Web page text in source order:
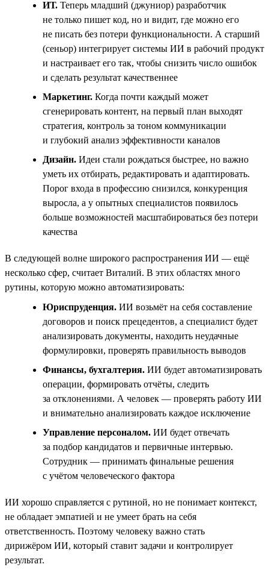
ИТ. Теперь младший (джуниор) разработчик
не только пишет код, но и видит, где можно его
не писать без потери функциональности. А старший
(сеньор) интегрирует системы ИИ в рабочий продукт
и настраивает его так, чтобы снизить число ошибок
и сделать результат качественнее
Маркетинг. Когда почти каждый может
сгенерировать контент, на первый план выходят
стратегия, контроль за тоном коммуникации
и глубокий анализ эффективности каналов
Дизайн. Идеи стали рождаться быстрее, но важно
уметь их отбирать, редактировать и адаптировать.
Порог входа в профессию снизился, конкуренция
выросла, а у опытных специалистов появилось
больше возможностей масштабироваться без потери
качества
В следующей волне широкого распространения ИИ — ещё
несколько сфер, считает Виталий. В этих областях много
рутины, которую можно автоматизировать:
Юриспруденция. ИИ возьмёт на себя составление
договоров и поиск прецедентов, а специалист будет
анализировать документы, находить неудачные
формулировки, проверять правильность выводов
Финансы, бухгалтерия. ИИ будет автоматизировать
операции, формировать отчёты, следить
за отклонениями. А человек — проверять работу ИИ
и внимательно анализировать каждое исключение
Управление персоналом. ИИ будет отвечать
за подбор кандидатов и первичные интервью.
Сотрудник — принимать финальные решения
с учётом человеческого фактора
ИИ хорошо справляется с рутиной, но не понимает контекст,
не обладает эмпатией и не умеет брать на себя
ответственность. Поэтому человеку важно стать
дирижёром ИИ, который ставит задачи и контролирует
результат.